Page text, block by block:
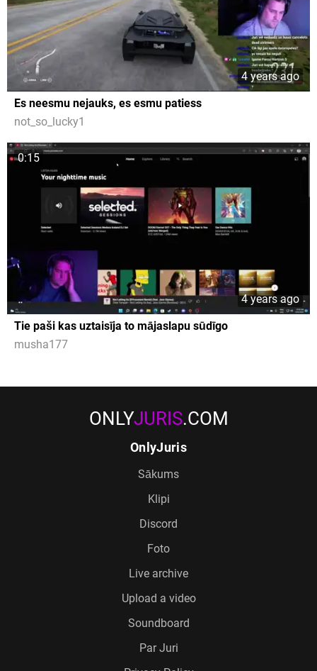
4 years ago
Es neesmu nejauks, es esmu patiess
not_so_lucky1
0:15
4 years ago
Tie paši kas uztaisīja to mājaslapu sūdīgo
musha177
ONLYJURIS.COM
OnlyJuris
Sākums
Klipi
Discord
Foto
Live archive
Upload a video
Soundboard
Par Juri